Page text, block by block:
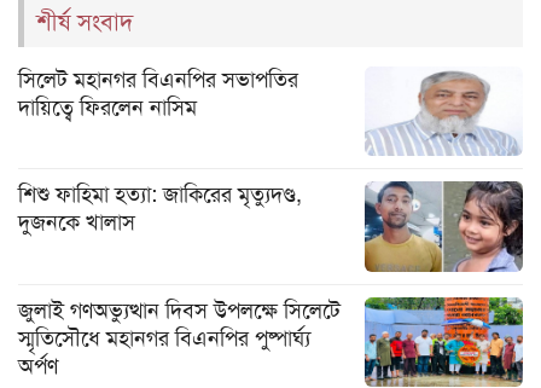
শীর্ষ সংবাদ
সিলেট মহানগর বিএনপির সভাপতির
দায়িত্বে ফিরলেন নাসিম
শিশু ফাহিমা হত্যা: জাকিরের মৃত্যুদণ্ড,
দুজনকে খালাস
জুলাই গণঅভ্যুত্থান দিবস উপলক্ষে সিলেটে
স্মৃতিসৌধে মহানগর বিএনপির পুষ্পার্ঘ্য
অর্পণ